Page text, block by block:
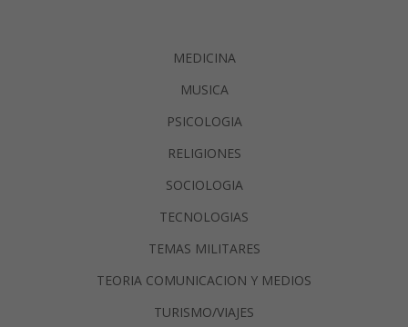
MEDICINA
MUSICA
PSICOLOGIA
RELIGIONES
SOCIOLOGIA
TECNOLOGIAS
TEMAS MILITARES
TEORIA COMUNICACION Y MEDIOS
TURISMO/VIAJES